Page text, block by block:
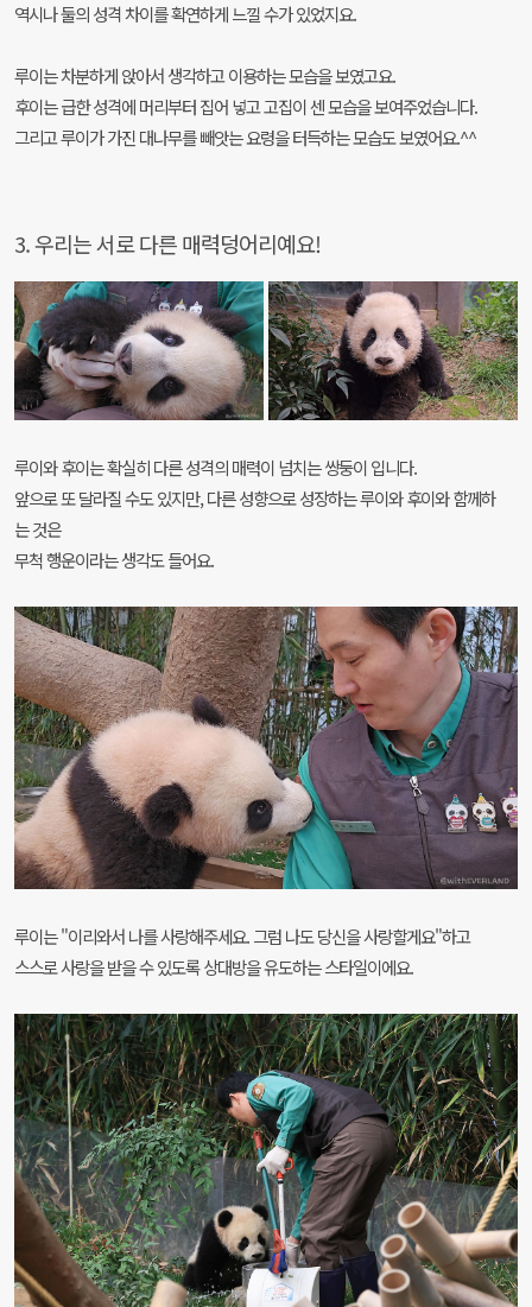
역시나 둘의 성격 차이를 확연하게 느낄 수가 있었지요.
루이는 차분하게 앉아서 생각하고 이용하는 모습을 보였고요.
후이는 급한 성격에 머리부터 집어 넣고 고집이 센 모습을 보여주었습니다.
그리고 루이가 가진 대나무를 빼앗는 요령을 터득하는 모습도 보였어요.^^
3. 우리는 서로 다른 매력덩어리예요!
루이와 후이는 확실히 다른 성격의 매력이 넘치는 쌍둥이 입니다.
앞으로 또 달라질 수도 있지만, 다른 성향으로 성장하는 루이와 후이와 함께하
는 것은
무척 행운이라는 생각도 들어요.
루이는 "이리와서 나를 사랑해주세요. 그럼 나도 당신을 사랑할게요"하고
스스로 사랑을 받을 수 있도록 상대방을 유도하는 스타일이에요.